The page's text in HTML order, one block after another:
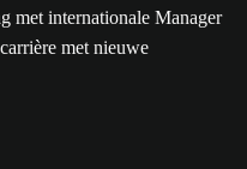
met internationale Manager
met nieuwe